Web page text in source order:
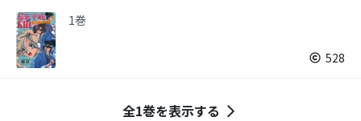
1巻
528
全1巻を表示する